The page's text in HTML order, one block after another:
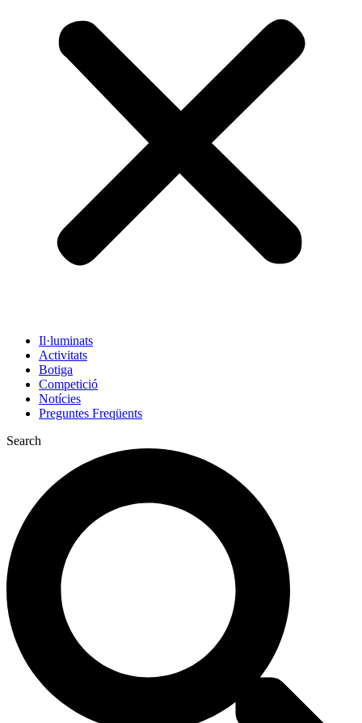
Il·luminats
Activitats
Botiga
Competició
Notícies
Preguntes Freqüents
Search